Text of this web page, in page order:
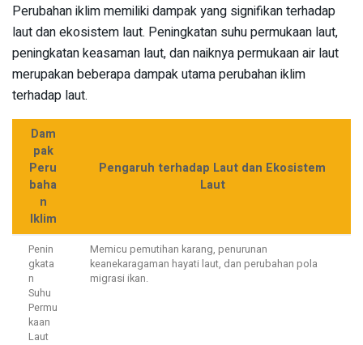
Perubahan iklim memiliki dampak yang signifikan terhadap
laut dan ekosistem laut. Peningkatan suhu permukaan laut,
peningkatan keasaman laut, dan naiknya permukaan air laut
merupakan beberapa dampak utama perubahan iklim
terhadap laut.
Dam
pak
Peru
baha
n
Iklim
Pengaruh terhadap Laut dan Ekosistem
Laut
Penin
gkata
n
Suhu
Permu
kaan
Laut
Memicu pemutihan karang, penurunan
keanekaragaman hayati laut, dan perubahan pola
migrasi ikan.